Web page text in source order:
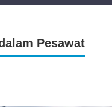
Pesawat